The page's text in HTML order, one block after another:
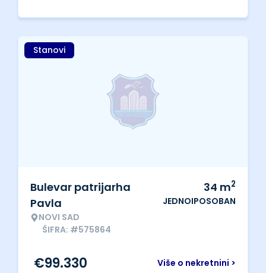
Stanovi
Bulevar patrijarha
Pavla
NOVI SAD
ŠIFRA: #575864
34 m2
JEDNOIPOSOBAN
Više o nekretnini >
€99.330